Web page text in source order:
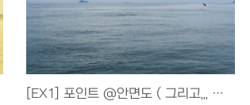
[EX1] 포인트 @안면도 ( 그리고,,, 이미지로거 전시회가 진행중입니다. )